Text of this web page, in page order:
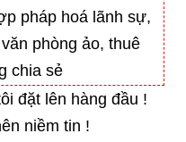
pháp hoá lãnh sự,
phòng ảo, thuê
chia sẻ
đặt lên hàng đầu !
niềm tin !